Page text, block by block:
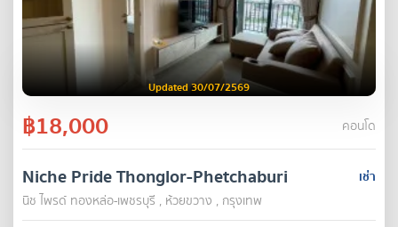
Updated 30/07/2569
฿18,000 คอนโด
เช่า
Niche Pride Thonglor-Phetchaburi
นิช ไพรด์ ทองหล่อ-เพชรบุรี , ห้วยขวาง , กรุงเทพ